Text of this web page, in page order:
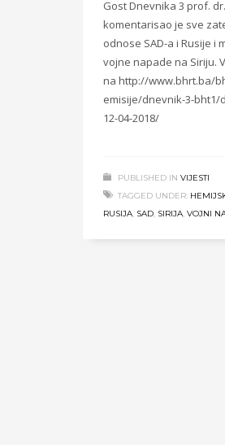
Gost Dnevnika 3 prof.
komentarisao je sve
odnose SAD-a i Rusije i
vojne napade na Siriju.
na http://www.bhrt.ba/
emisije/dnevnik-3-bht1/
12-04-2018/
PUBLISHED IN VIJESTI
TAGGED UNDER:
RUSIJA, SAD, SIRIJA, VOJNI